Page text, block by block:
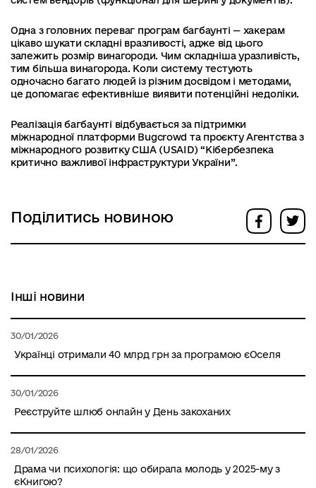
Одна з головних переваг програм багбаунті — хакерам
цікаво шукати складні вразливості, адже від цього
залежить розмір винагороди. Чим складніша уразливість,
тим більша винагорода. Коли систему тестують
одночасно багато людей із різним досвідом і методами,
це допомагає ефективніше виявити потенційні недоліки.
Реалізація багбаунті відбувається за підтримки
міжнародної платформи Bugcrowd та проєкту Агентства з
міжнародного розвитку США (USAID) “Кібербезпека
критично важливої інфраструктури України”.
Поділитись новиною
Інші новини
30/01/2026
Українці отримали 40 млрд грн за програмою єОселя
30/01/2026
Реєструйте шлюб онлайн у День закоханих
28/01/2026
Драма чи психологія: що обирала молодь у 2025-му з
єКнигою?